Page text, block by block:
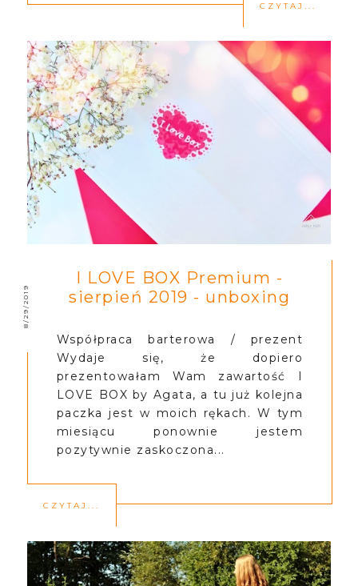
CZYTAJ...
8/29/2019
I LOVE BOX Premium -
sierpień 2019 - unboxing
Współpraca barterowa / prezent
Wydaje się, że dopiero
prezentowałam Wam zawartość I
LOVE BOX by Agata, a tu już kolejna
paczka jest w moich rękach. W tym
miesiącu ponownie jestem
pozytywnie zaskoczona...
CZYTAJ...